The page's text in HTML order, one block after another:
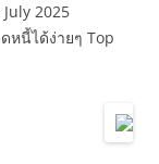
2025
หนี้ได้ง่ายๆ Top